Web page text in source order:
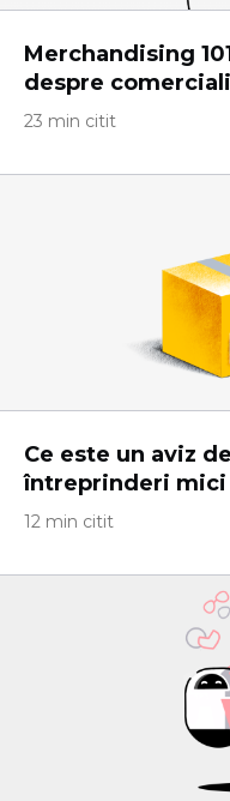
Merchandising
despre
23 min citit
Ce este un aviz
întreprinderi mici
12 min citit